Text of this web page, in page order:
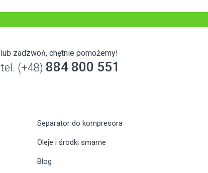
lub zadzwoń, chętnie pomożemy!
tel. (+48) 884 800 551
Separator do kompresora
Oleje i środki smarne
Blog